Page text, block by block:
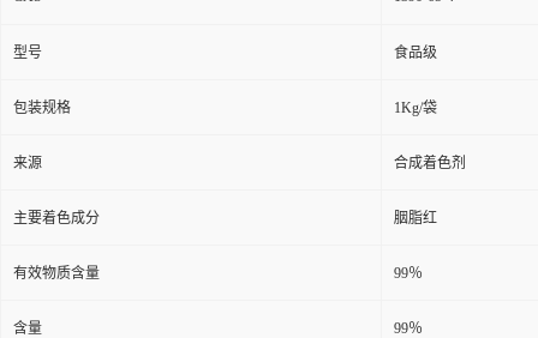
型号 食品级
包装规格 1Kg/袋
来源 合成着色剂
主要着色成分 胭脂红
有效物质含量 99％
含量 99％